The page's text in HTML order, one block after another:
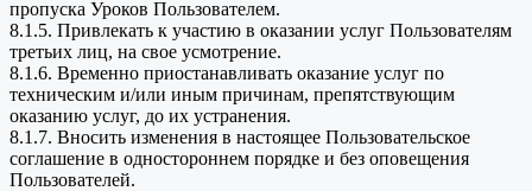
пропуска Уроков Пользователем.
8.1.5. Привлекать к участию в оказании услуг Пользователям
третьих лиц, на свое усмотрение.
8.1.6. Временно приостанавливать оказание услуг по
техническим и/или иным причинам, препятствующим
оказанию услуг, до их устранения.
8.1.7. Вносить изменения в настоящее Пользовательское
соглашение в одностороннем порядке и без оповещения
Пользователей.